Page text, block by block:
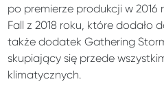
po premierze produkcji w 2016
Fall z 2018 roku, które dodało
także dodatek Gathering
skupiający się przede
klimatycznych.